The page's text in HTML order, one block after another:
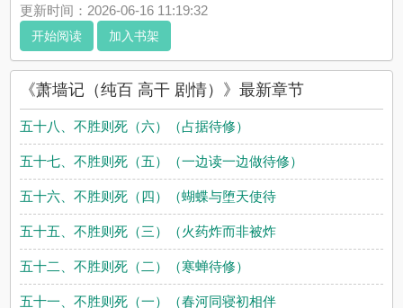
学历没有职业没有健康。国家特殊时期过去，她年纪渐长，似乎
即将永没尘寰。受答应攻。...
《萧墙记（纯百 高干 剧情）》是FairIsle精心创作的高辣小说，
耽美小说实时更新萧墙记（纯百 高干 剧情）最新章节并且提供无
弹窗阅读，书友所发表的萧墙记（纯百 高干 剧情）评论，并不代
表耽美小说赞同或者支持萧墙记（纯百 高干 剧情）读者的观点。
更新时间：2026-06-16 11:19:32
开始阅读 加入书架
《萧墙记（纯百 高干 剧情）》最新章节
五十八、不胜则死（六）（占据待修）
五十七、不胜则死（五）（一边读一边做待修）
五十六、不胜则死（四）（蝴蝶与堕天使待
五十五、不胜则死（三）（火药炸而非被炸
五十二、不胜则死（二）（寒蝉待修）
五十一、不胜则死（一）（春河同寝初相伴